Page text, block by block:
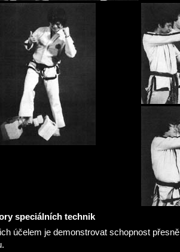
speciálních technik
účelem je demonstrovat schopnost